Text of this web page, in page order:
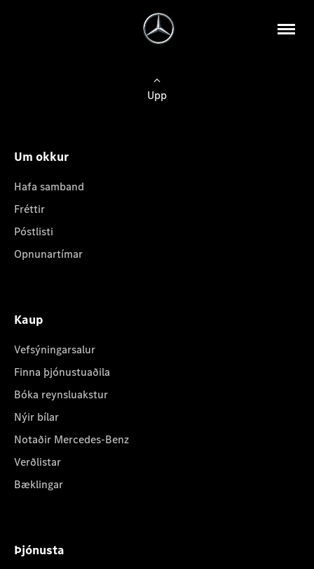
Upp
Um okkur
Hafa samband
Fréttir
Póstlisti
Opnunartímar
Kaup
Vefsýningarsalur
Finna þjónustuaðila
Bóka reynsluakstur
Nýir bílar
Notaðir Mercedes-Benz
Verðlistar
Bæklingar
Þjónusta